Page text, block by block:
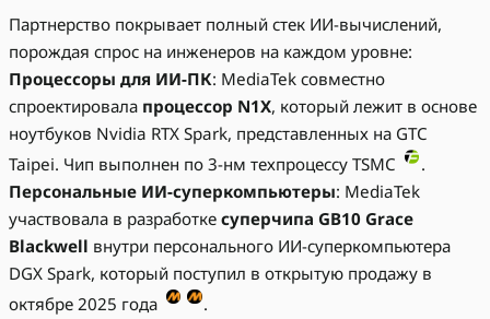
Партнерство покрывает полный стек ИИ-вычислений,
порождая спрос на инженеров на каждом уровне:
Процессоры для ИИ-ПК: MediaTek совместно
спроектировала процессор N1X, который лежит в основе
ноутбуков Nvidia RTX Spark, представленных на GTC
Taipei. Чип выполнен по 3-нм техпроцессу TSMC
.
Персональные ИИ-суперкомпьютеры: MediaTek
участвовала в разработке суперчипа GB10 Grace
Blackwell внутри персонального ИИ-суперкомпьютера
DGX Spark, который поступил в открытую продажу в
октябре 2025 года
.